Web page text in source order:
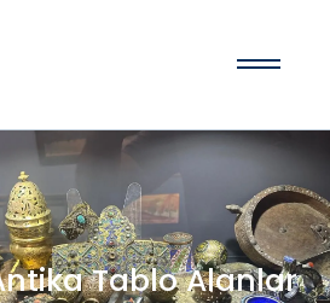
Tablo Alanlar